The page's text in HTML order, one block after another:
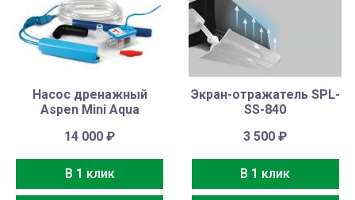
Насос дренажный
Aspen Mini Aqua
14 000₽
В 1 клик
Экран-отражатель SPL-
SS-840
3 500₽
В 1 клик